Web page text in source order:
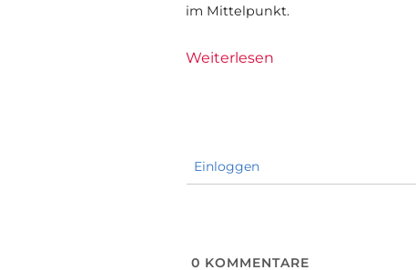
im Mittelpunkt.
Weiterlesen
Einloggen
0 KOMMENTARE